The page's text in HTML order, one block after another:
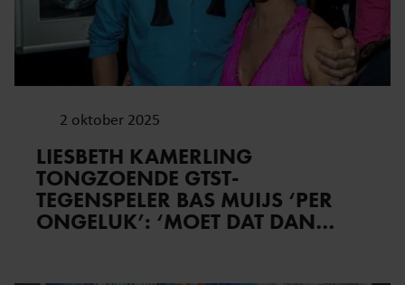
2 oktober 2025
LIESBETH KAMERLING
TONGZOENDE GTST-
TEGENSPELER BAS MUIJS ‘PER
ONGELUK’: ‘MOET DAT DAN